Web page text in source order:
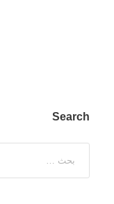
Search